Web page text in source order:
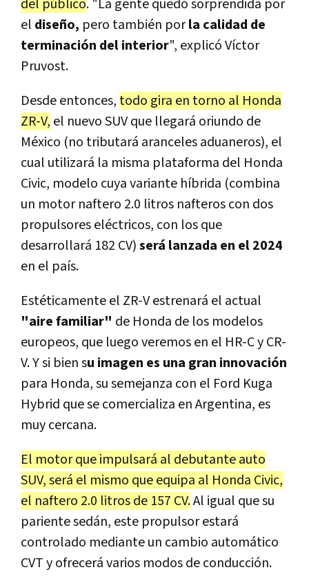
del público. "La gente quedó sorprendida por
el diseño, pero también porla calidad de
terminación del interior", explicó Víctor
Pruvost.
Desde entonces, todo gira en torno al Honda
ZR-V, el nuevo SUV que llegará oriundo de
México (no tributará aranceles aduaneros), el
cual utilizará la misma plataforma del Honda
Civic, modelo cuya variante híbrida (combina
un motor naftero 2.0 litros nafteros con dos
propulsores eléctricos, con los que
desarrollará 182 CV)será lanzada en el 2024
en el país.
Estéticamente el ZR-V estrenará el actual
"aire familiar" de Honda de los modelos
europeos, que luego veremos en el HR-C y CR-
V. Y si bien su imagen es una gran innovación
para Honda, su semejanza con el Ford Kuga
Hybrid que se comercializa en Argentina, es
muy cercana.
El motor que impulsará al debutante auto
SUV, será el mismo que equipa al Honda Civic,
el naftero 2.0 litros de 157 CV.Al igual que su
pariente sedán, este propulsor estará
controlado mediante un cambio automático
CVT y ofrecerá varios modos de conducción.